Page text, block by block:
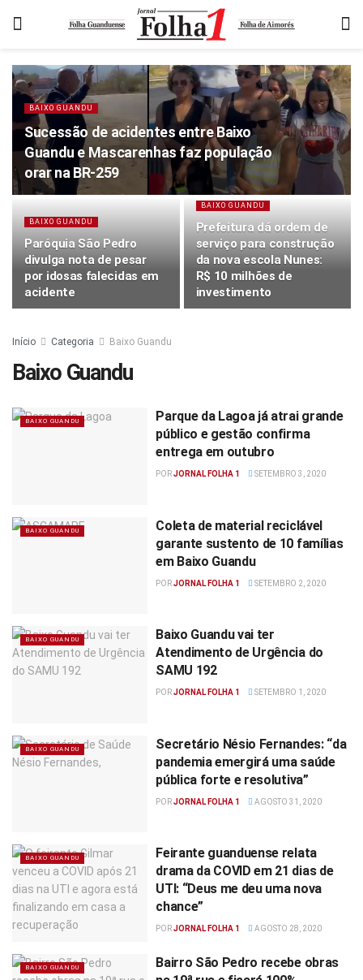
BAIXO GUANDU
Sucessão de acidentes entre Baixo
Guandu e Mascarenhas faz população
orar na BR-259
BAIXO GUANDU
Paróquia São Pedro
divulga nota de pesar
por idosas falecidas em
acidente
BAIXO GUANDU
Prefeitura dá ordem de
serviço para construção
da nova escola Nunes:
R$ 10 milhões de
investimento
Início Categoria Baixo Guandu
Baixo Guandu
BAIXO GUANDU
Parque da Lagoa já atrai grande
público e gestão confirma
entrega em outubro
PORJORNAL FOLHA 1 SETEMBRO 3, 2020
BAIXO GUANDU
Coleta de material reciclável
garante sustento de 10 famílias
em Baixo Guandu
PORJORNAL FOLHA 1 SETEMBRO 2, 2020
BAIXO GUANDU
Baixo Guandu vai ter
Atendimento de Urgência do
SAMU 192
PORJORNAL FOLHA 1 SETEMBRO 1, 2020
BAIXO GUANDU
Secretário Nésio Fernandes: “da
pandemia emergirá uma saúde
pública forte e resolutiva”
PORJORNAL FOLHA 1 AGOSTO 31, 2020
BAIXO GUANDU
Feirante guanduense relata
drama da COVID em 21 dias de
UTI: “Deus me deu uma nova
chance”
PORJORNAL FOLHA 1 AGOSTO 28, 2020
BAIXO GUANDU
Bairro São Pedro recebe obras